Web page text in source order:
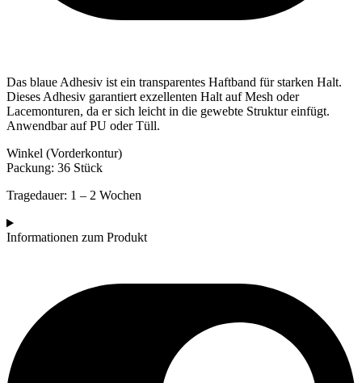
Das blaue Adhesiv ist ein transparentes Haftband für starken Halt.
Dieses Adhesiv garantiert exzellenten Halt auf Mesh oder
Lacemonturen, da er sich leicht in die gewebte Struktur einfügt.
Anwendbar auf PU oder Tüll.
Winkel (Vorderkontur)
Packung: 36 Stück
Tragedauer: 1 – 2 Wochen
Informationen zum Produkt